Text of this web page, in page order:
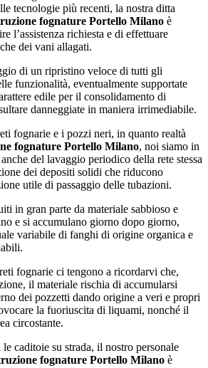
tecnologie più recenti, la nostra ditta
fognature Portello Milano è
l’assistenza richiesta e di effettuare
dei vani allagati.
di un ripristino veloce di tutti gli
funzionalità, eventualmente supportate
edile per il consolidamento di
danneggiate in maniera irrimediabile.
fognarie e i pozzi neri, in quanto realtà
fognature Portello Milano, noi siamo in
del lavaggio periodico della rete stessa
dei depositi solidi che riducono
utile di passaggio delle tubazioni.
in gran parte da materiale sabbioso e
e si accumulano giorno dopo giorno,
variabile di fanghi di origine organica e
fognarie ci tengono a ricordarvi che,
il materiale rischia di accumularsi
dei pozzetti dando origine a veri e propri
la fuoriuscita di liquami, nonché il
circostante.
caditoie su strada, il nostro personale
fognature Portello Milano è